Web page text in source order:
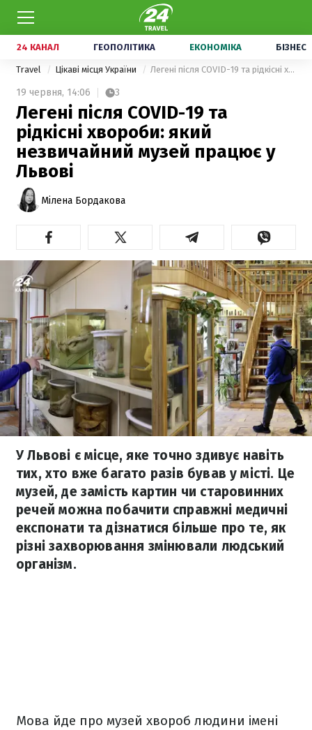
24 КАНАЛ ГЕОПОЛІТИКА ЕКОНОМІКА БІЗНЕС
Travel Цікаві місця України Легені після COVID-19 та рідкісні хвороби: який незвичайний музей працює у Львові
19 червня, 14:06 3
Легені після COVID-19 та
рідкісні хвороби: який
незвичайний музей працює у
Львові
Мілена Бордакова
У Львові є місце, яке точно здивує навіть
тих, хто вже багато разів бував у місті. Це
музей, де замість картин чи старовинних
речей можна побачити справжні медичні
експонати та дізнатися більше про те, як
різні захворювання змінювали людський
організм.
Мова йде про музей хвороб людини імені